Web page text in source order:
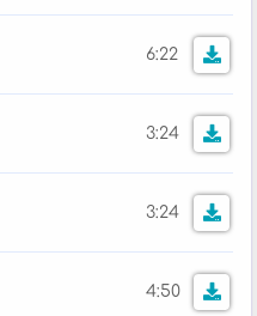
6:22
3:24
3:24
4:50